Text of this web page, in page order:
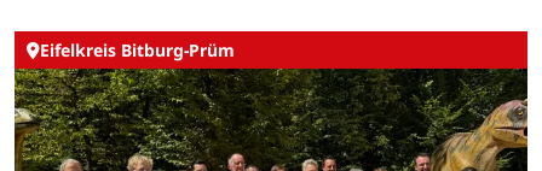
Eifelkreis Bitburg-Prüm